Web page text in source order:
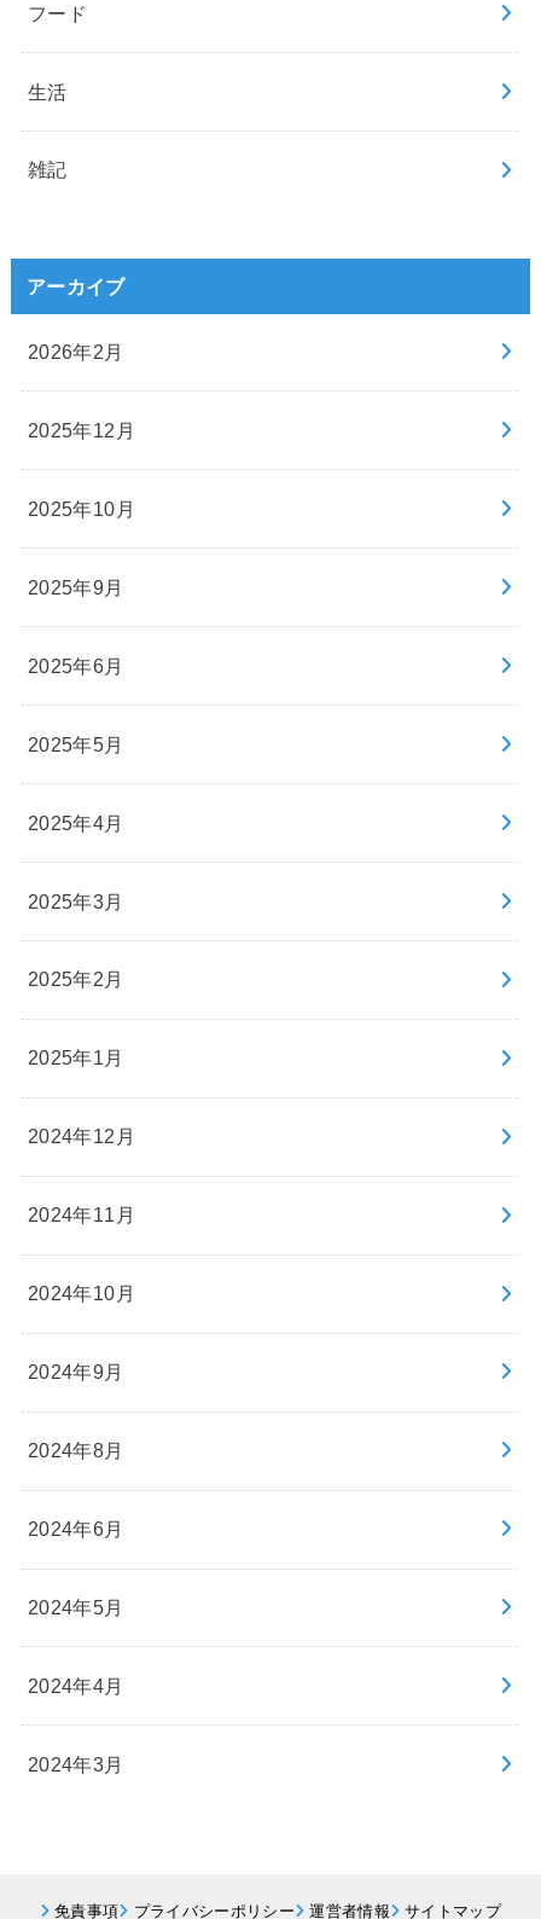
フード
生活
雑記
アーカイブ
2026年2月
2025年12月
2025年10月
2025年9月
2025年6月
2025年5月
2025年4月
2025年3月
2025年2月
2025年1月
2024年12月
2024年11月
2024年10月
2024年9月
2024年8月
2024年6月
2024年5月
2024年4月
2024年3月
免責事項 プライバシーポリシー 運営者情報 サイトマップ